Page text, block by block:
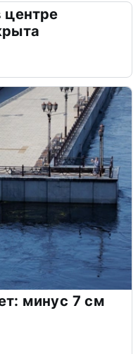
центре
минус 7 см